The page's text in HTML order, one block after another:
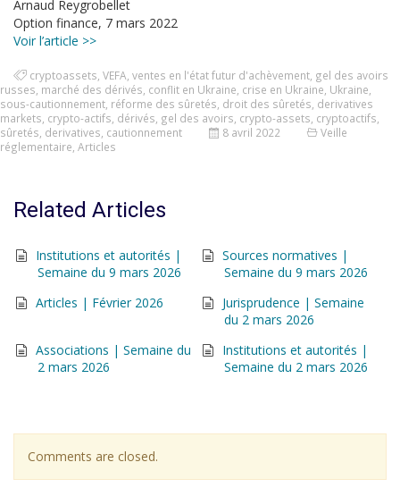
Arnaud Reygrobellet
Option finance, 7 mars 2022
Voir l’article >>
cryptoassets VEFA ventes en l'état futur d'achèvement gel des avoirs
russes marché des dérivés conflit en Ukraine crise en Ukraine Ukraine
sous-cautionnement réforme des sûretés droit des sûretés derivatives
markets crypto-actifs dérivés gel des avoirs crypto-assets cryptoactifs
sûretés derivatives cautionnement 8 avril 2022
Veille
réglementaire Articles
Related Articles
Institutions et autorités |
Semaine du 9 mars 2026
Sources normatives |
Semaine du 9 mars 2026
Articles | Février 2026
Jurisprudence | Semaine
du 2 mars 2026
Associations | Semaine du
2 mars 2026
Institutions et autorités |
Semaine du 2 mars 2026
Comments are closed.